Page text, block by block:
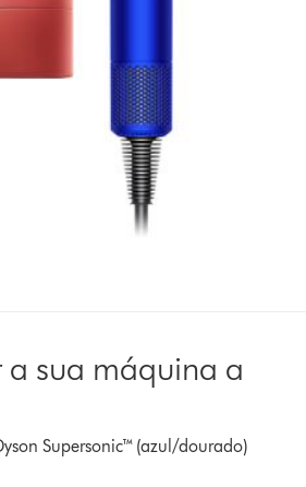
sua máquina a
Supersonic™ (azul/dourado)